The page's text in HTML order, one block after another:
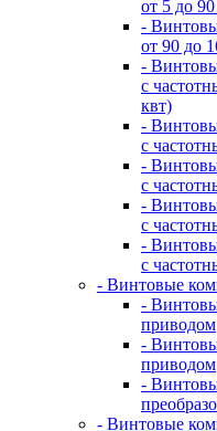
от 5 до
-
от 90 до
-
с
квт)
-
с
-
с
-
с
-
с
- Винтовые
-
приводом
-
приводом
-
- Винтовые